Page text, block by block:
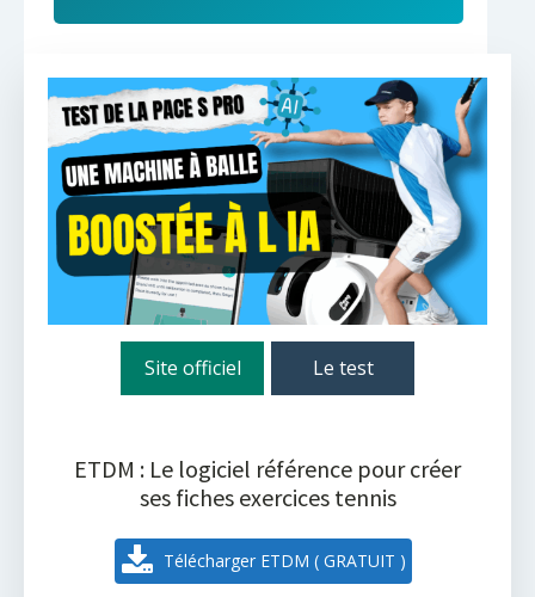
Site officiel Le test
ETDM : Le logiciel référence pour créer
ses fiches exercices tennis
Télécharger ETDM ( GRATUIT )